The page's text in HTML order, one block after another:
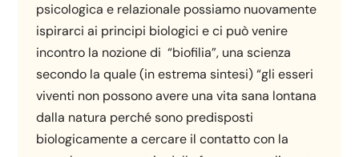
psicologica e relazionale possiamo nuovamente
ispirarci ai principi biologici e ci può venire
incontro la nozione di “biofilia”, una scienza
secondo la quale (in estrema sintesi) “gli esseri
viventi non possono avere una vita sana lontana
dalla natura perché sono predisposti
biologicamente a cercare il contatto con la